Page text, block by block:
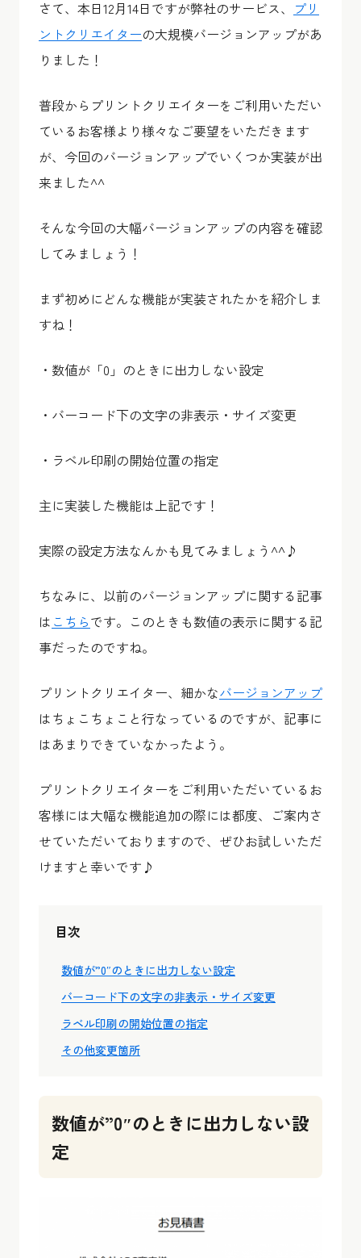
さて、本日12月14日ですが弊社のサービス、 プリ
ントクリエイターの大規模バージョンアップがあ
りました！
普段からプリントクリエイターをご利用いただい
ているお客様より様々なご要望をいただきます
が、今回のバージョンアップでいくつか実装が出
来ました^^
そんな今回の大幅バージョンアップの内容を確認
してみましょう！
まず初めにどんな機能が実装されたかを紹介しま
すね！
・数値が「0」のときに出力しない設定
・バーコード下の文字の非表示・サイズ変更
・ラベル印刷の開始位置の指定
主に実装した機能は上記です！
実際の設定方法なんかも見てみましょう^^♪
ちなみに、以前のバージョンアップに関する記事
は こちらです。このときも数値の表示に関する記
事だったのですね。
プリントクリエイター、細かなバージョンアップ
はちょこちょこと行なっているのですが、記事に
はあまりできていなかったよう。
プリントクリエイターをご利用いただいているお
客様には大幅な機能追加の際には都度、ご案内さ
せていただいておりますので、ぜひお試しいただ
けますと幸いです♪
目次
数値が”0″のときに出力しない設定
バーコード下の文字の非表示・サイズ変更
ラベル印刷の開始位置の指定
その他変更箇所
数値が”0″のときに出力しない設
定